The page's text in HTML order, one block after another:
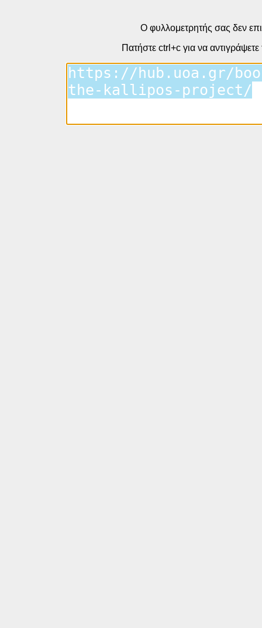
Ο φυλλομετρητής σας δεν
Πατήστε ctrl+c για να